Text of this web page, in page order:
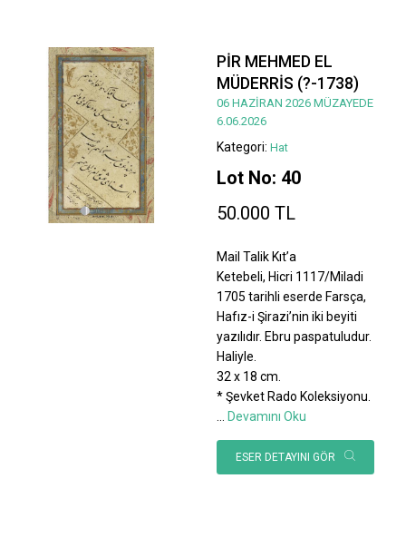
PİR MEHMED EL
MÜDERRİS (?-1738)
06 HAZİRAN 2026 MÜZAYEDE
6.06.2026
Kategori: Hat
Lot No: 40
50.000 TL
Mail Talik Kıt’a
Ketebeli, Hicri 1117/Miladi
1705 tarihli eserde Farsça,
Hafız-i Şirazi’nin iki beyiti
yazılıdır. Ebru paspatuludur.
Haliyle.
32 x 18 cm.
* Şevket Rado Koleksiyonu.
Devamını Oku
ESER DETAYINI GÖR